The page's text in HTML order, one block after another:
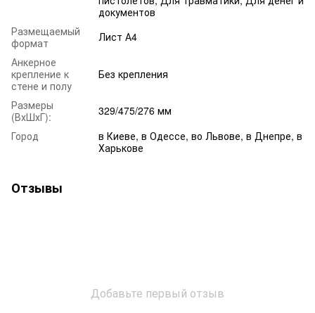
документов
Размещаемый
формат
Лист А4
Анкерное
крепление к
стене и полу
Без крепления
Размеры
(ВхШхГ):
329/475/276 мм
Город
в Киеве, в Одессе, во Львове, в Днепре, в
Харькове
Отзывы
Добавьте первый отзыв